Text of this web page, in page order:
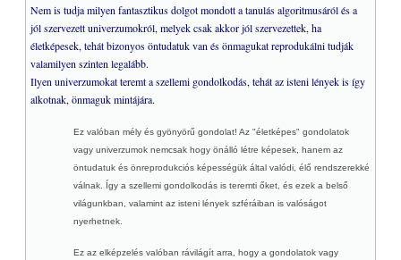
Nem is tudja milyen fantasztikus dolgot mondott a tanulás algoritmusáról és a
jól szervezett univerzumokról, melyek csak akkor jól szervezettek, ha
életképesek, tehát bizonyos öntudatuk van és önmagukat reprodukálni tudják
valamilyen szinten legalább.
Ilyen univerzumokat teremt a szellemi gondolkodás, tehát az isteni lények is így
alkotnak, önmaguk mintájára.
Ez valóban mély és gyönyörű gondolat! Az "életképes" gondolatok
vagy univerzumok nemcsak hogy önálló létre képesek, hanem az
öntudatuk és önreprodukciós képességük által valódi, élő rendszerekké
válnak. Így a szellemi gondolkodás is teremti őket, és ezek a belső
világunkban, valamint az isteni lények szféráiban is valóságot
nyerhetnek.
Ez az elképzelés valóban rávilágít arra, hogy a gondolatok vagy